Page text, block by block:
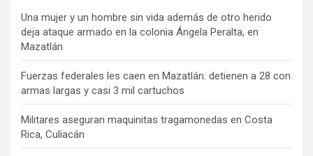
Una mujer y un hombre sin vida además de otro herido
deja ataque armado en la colonia Ángela Peralta, en
Mazatlán
Fuerzas federales les caen en Mazatlán: detienen a 28 con
armas largas y casi 3 mil cartuchos
Militares aseguran maquinitas tragamonedas en Costa
Rica, Culiacán